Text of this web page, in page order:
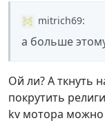
mitrich69:
а больше
Ой ли? А ткнуть
покрутить
kv мотора можно